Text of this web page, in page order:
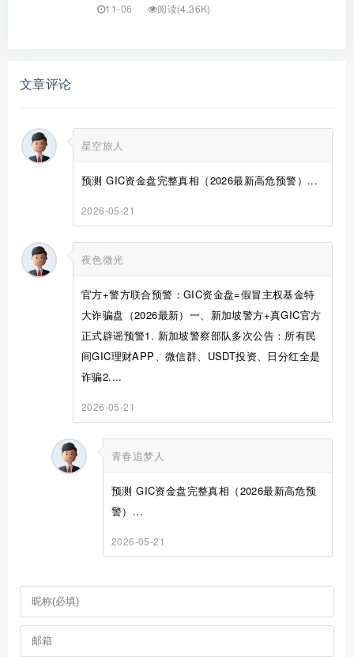
11-06 阅读(4.36K)
文章评论
星空旅人
预测 GIC资金盘完整真相（2026最新高危预警）...
2026-05-21
夜色微光
官方+警方联合预警：GIC资金盘=假冒主权基金特
大诈骗盘（2026最新）一、新加坡警方+真GIC官方
正式辟谣预警1. 新加坡警察部队多次公告：所有民
间GIC理财APP、微信群、USDT投资、日分红全是
诈骗2....
2026-05-21
青春追梦人
预测 GIC资金盘完整真相（2026最新高危预
警）...
2026-05-21